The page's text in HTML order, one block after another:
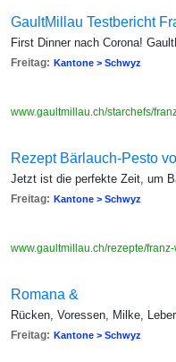
GaultMillau Testbericht
First Dinner nach Corona!
Freitag: Kantone > Schwyz
www.gaultmillau.ch/starchefs/
Rezept Bärlauch-Pesto
Jetzt ist die perfekte Zeit, um
Freitag: Kantone > Schwyz
www.gaultmillau.ch/rezepte/
Romana &
Rücken, Voressen, Milke,
Freitag: Kantone > Schwyz